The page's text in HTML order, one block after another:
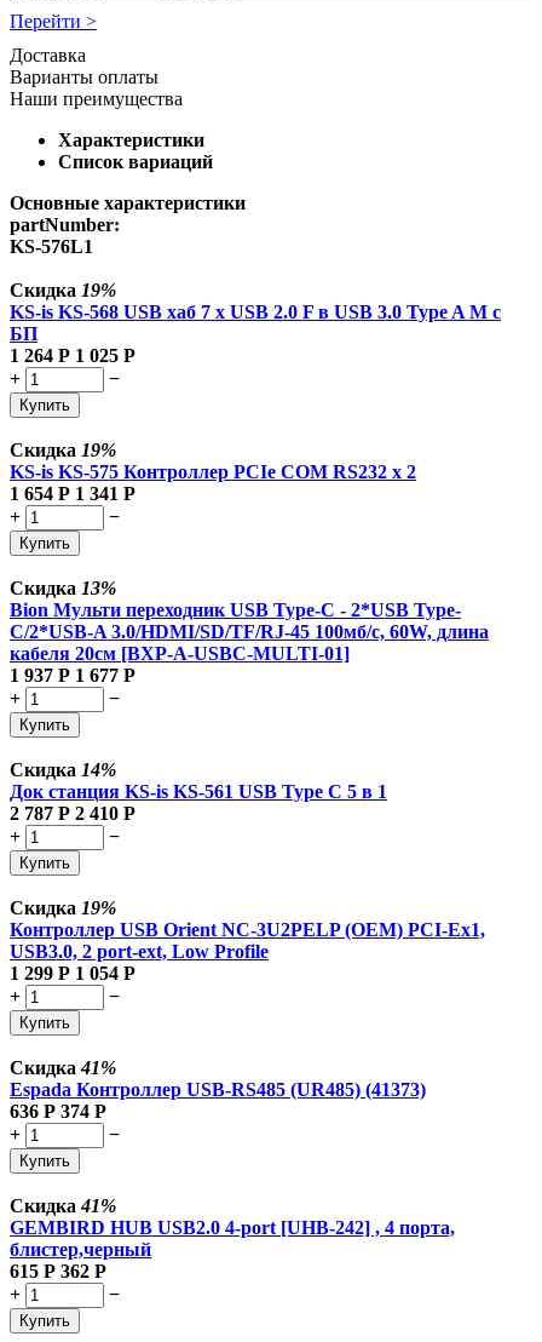
Перейти >
Доставка
Варианты оплаты
Наши преимущества
Характеристики
Список вариаций
Основные характеристики
partNumber:
KS-576L1
Скидка 19%
KS-is KS-568 USB хаб 7 x USB 2.0 F в USB 3.0 Type A M с
БП
1 264 Р 1 025 Р
+
−
Купить
Скидка 19%
KS-is KS-575 Контроллер PCIe COM RS232 x 2
1 654 Р 1 341 Р
+
−
Купить
Скидка 13%
Bion Мульти переходник USB Type-C - 2*USB Type-
C/2*USB-A 3.0/HDMI/SD/TF/RJ-45 100мб/с, 60W, длина
кабеля 20см [BXP-A-USBC-MULTI-01]
1 937 Р 1 677 Р
+
−
Купить
Скидка 14%
Док станция KS-is KS-561 USB Type C 5 в 1
2 787 Р 2 410 Р
+
−
Купить
Скидка 19%
Контроллер USB Orient NC-3U2PELP (OEM) PCI-Ex1,
USB3.0, 2 port-ext, Low Profile
1 299 Р 1 054 Р
+
−
Купить
Скидка41%
Espada Контроллер USB-RS485 (UR485) (41373)
636 Р 374 Р
+
−
Купить
Скидка41%
GEMBIRD HUB USB2.0 4-port [UHB-242] , 4 порта,
блистер,черный
615 Р 362 Р
+
−
Купить